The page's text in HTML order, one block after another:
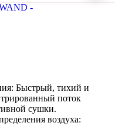
Быстрый, тихий и
поток
сушки.
воздуха: